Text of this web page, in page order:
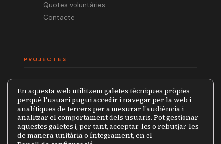
Quotes voluntàries
Contacte
PROJECTES
Premi Ramon Barnils
Col·lecció Periodistes
Mapa de la Censura
En aquesta web utilitzem galetes tècniques pròpies
perquè l'usuari pugui accedir i navegar per la web i
analítiques de tercers per a mesurar l'audiència i
analitzar el comportament dels usuaris. Pot gestionar
aquestes galetes i, per tant, acceptar-les o rebutjar-les
de manera unitària o íntegrament, en el